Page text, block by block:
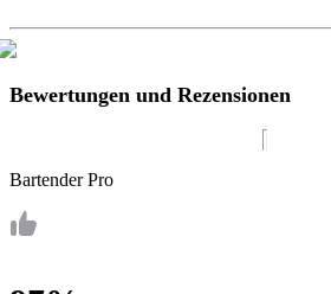
Bewertungen und Rezensionen
Bartender Pro